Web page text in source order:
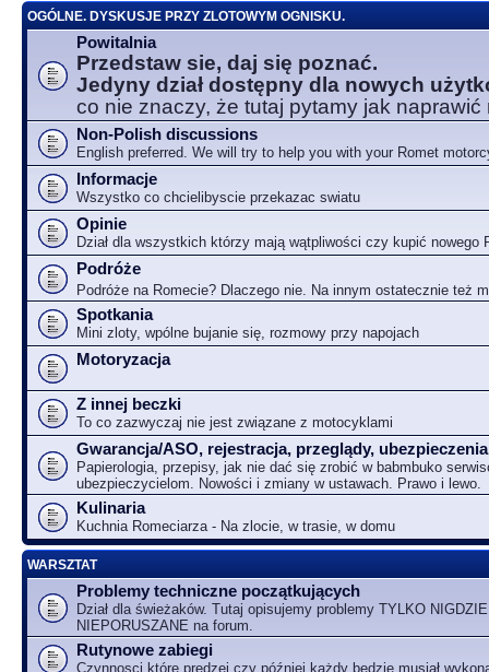
OGÓLNE. DYSKUSJE PRZY ZLOTOWYM OGNISKU.
Powitalnia
Przedstaw sie, daj się poznać.
Jedyny dział dostępny dla nowych
co nie znaczy, że tutaj pytamy jak naprawić
Non-Polish discussions
English preferred. We will try to help you with your Romet
Informacje
Wszystko co chcielibyscie przekazac swiatu
Opinie
Dział dla wszystkich którzy mają wątpliwości czy kupić nowego
Podróże
Podróże na Romecie? Dlaczego nie. Na innym ostatecznie też
Spotkania
Mini zloty, wpólne bujanie się, rozmowy przy napojach
Motoryzacja
Z innej beczki
To co zazwyczaj nie jest związane z motocyklami
Gwarancja/ASO, rejestracja, przeglądy,
Papierologia, przepisy, jak nie dać się zrobić w babmbuko
ubezpieczycielom. Nowości i zmiany w ustawach. Prawo i lewo.
Kulinaria
Kuchnia Romeciarza - Na zlocie, w trasie, w domu
WARSZTAT
Problemy techniczne początkujących
Dział dla świeżaków. Tutaj opisujemy problemy TYLKO NIGDZIE
NIEPORUSZANE na forum.
Rutynowe zabiegi
Czynnosci które prędzej czy później każdy będzie musiał